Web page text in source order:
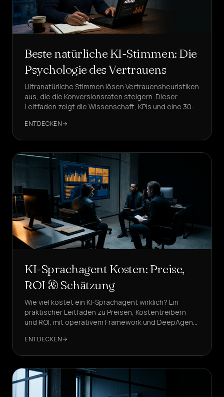
Beste natürliche KI-Stimmen: Die
Psychologie des Vertrauens
Ultranatürliche Stimmen lösen Vertrauensheuristiken
aus, die die Konversionsraten steigern. Dieser
Leitfaden zeigt die Wissenschaft, KPIs und eine 30-
sub-700ms, GDPR-sichere KI-Stimmen mit mehreren
ENTDECKEN
KI-Sprachagent Kosten: Preise,
ROI & Schätzung
Wie viel kostet ein KI-Sprachagent wirklich? Ein
praktischer Leitfaden zu Preisen, Kostentreibern
und ROI, mit operativem Framework und DeepAgent-
ENTDECKEN